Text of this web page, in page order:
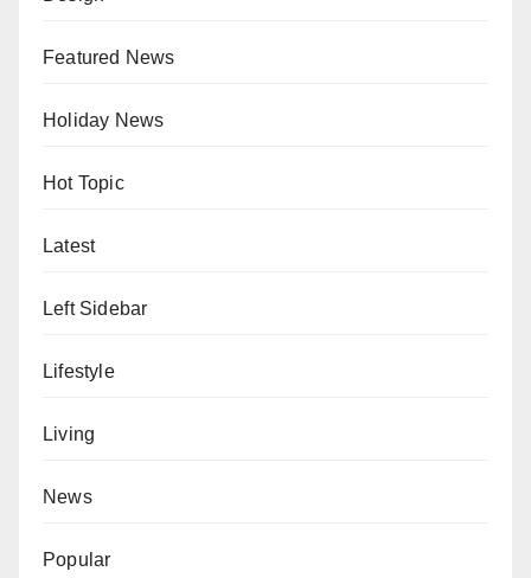
Featured News
Holiday News
Hot Topic
Latest
Left Sidebar
Lifestyle
Living
News
Popular